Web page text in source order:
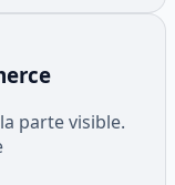
parte visible.